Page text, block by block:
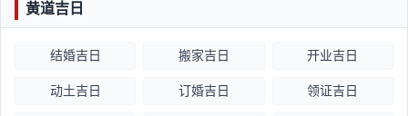
黄道吉日
结婚吉日 搬家吉日 开业吉日
动土吉日 订婚吉日 领证吉日